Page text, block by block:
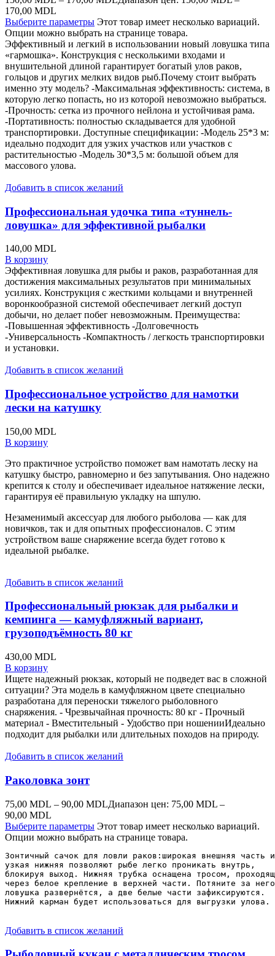
170,00 MDL
Выберите параметры Этот товар имеет несколько вариаций.
Опции можно выбрать на странице товара.
Эффективный и легкий в использовании новый ловушка типа
«гармошка». Конструкция с несколькими входами и
внушительной длиной гарантирует богатый улов раков,
гольцов и других мелких видов рыб.Почему стоит выбрать
именно эту модель? -Максимальная эффективность: система, в
которую легко попасть, но из которой невозможно выбраться.
-Прочность: сетка из прочного нейлона и устойчивая рама.
-Портативность: полностью складывается для удобной
транспортировки. Доступные спецификации: -Модель 25*3 м:
идеально подходит для узких участков или участков с
растительностью -Модель 30*3,5 м: большой объем для
массового улова.
Добавить в список желаний
Профессиональная удочка типа «туннель-
ловушка» для эффективной рыбалки
140,00 MDL
В корзину
Эффективная ловушка для рыбы и раков, разработанная для
достижения максимальных результатов при минимальных
усилиях. Конструкция с жесткими кольцами и внутренней
воронкообразной системой обеспечивает легкий доступ
добычи, но делает побег невозможным. Преимущества:
-Повышенная эффективность -Долговечность
-Универсальность -Компактность / легкость транспортировки
и установки.
Добавить в список желаний
Профессиональное устройство для намотки
лески на катушку
150,00 MDL
В корзину
Это практичное устройство поможет вам намотать леску на
катушку быстро, равномерно и без запутывания. Оно надежно
крепится к столу и обеспечивает идеальное натяжение лески,
гарантируя её правильную укладку на шпулю.
Незаменимый аксессуар для любого рыболова — как для
новичков, так и для опытных профессионалов. С этим
устройством ваше снаряжение всегда будет готово к
идеальной рыбалке.
Добавить в список желаний
Профессиональный рюкзак для рыбалки и
кемпинга — камуфляжный вариант,
грузоподъёмность 80 кг
430,00 MDL
В корзину
Ищете надежный рюкзак, который не подведет вас в сложной
ситуации? Эта модель в камуфляжном цвете специально
разработана для переноски тяжелого рыболовного
снаряжения. - Чрезвычайная прочность: 80 кг - Прочный
материал - Вместительный - Удобство при ношенииИдеально
подходит для рыбалки или длительных походов на природу.
Добавить в список желаний
Раколовка зонт
75,00 MDL – 90,00 MDLДиапазон цен: 75,00 MDL –
90,00 MDL
Выберите параметры Этот товар имеет несколько вариаций.
Опции можно выбрать на странице товара.
Зонтичный сачок для ловли раков:широкая внешняя часть
узкая нижняя позволяют рыбе легко проникать внутрь,
блокируя выход. Нижняя трубка оснащена тросом,
через белое крепление в верхней части. Потяните за
ловушка развернётся, а две белые части зафиксируются.
Нижний карман будет использоваться для выгрузки улова.
Добавить в список желаний